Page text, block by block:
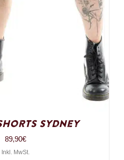
Sydney
89,90€
Inkl. MwSt.